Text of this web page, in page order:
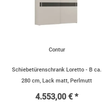
Contur
Schiebetürenschrank Loretto - B ca.
280 cm, Lack matt, Perlmutt
4.553,00 € *